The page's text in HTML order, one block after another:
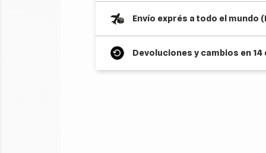
Envío exprés a todo el mundo
Devoluciones y cambios en 14